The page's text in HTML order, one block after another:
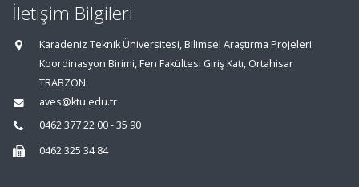
İletişim Bilgileri
Karadeniz Teknik Üniversitesi, Bilimsel Araştırma Projeleri
Koordinasyon Birimi, Fen Fakültesi Giriş Katı, Ortahisar
TRABZON
aves@ktu.edu.tr
0462 377 22 00 - 35 90
0462 325 34 84